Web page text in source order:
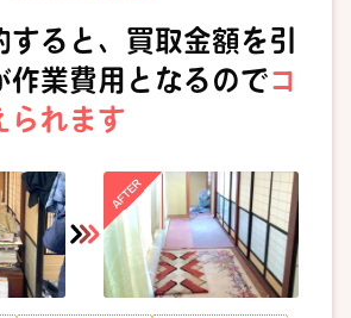
すると、買取金額を引
作業費用となるのでコ
られます